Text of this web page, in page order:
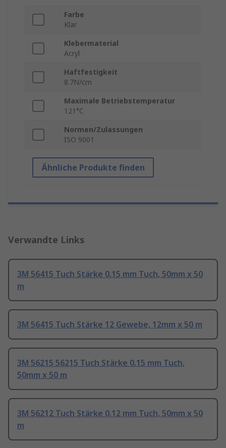
Farbe
Klar
Klebermaterial
Acryl
Haftfestigkeit
8.7N/cm
Maximale Betriebstemperatur
121°C
Normen/Zulassungen
ISO 9001
Ähnliche Produkte finden
Verwandte Links
3M 56415 Tuch Stärke 0.15 mm Tuch, 50mm x 50
m
3M 56415 Tuch Stärke 12 Gewebe, 12mm x 50 m
3M 56215 56215 Tuch Stärke 0.15 mm Tuch,
50mm x 50 m
3M 56212 Tuch Stärke 0.12 mm Tuch, 50mm x 50
m